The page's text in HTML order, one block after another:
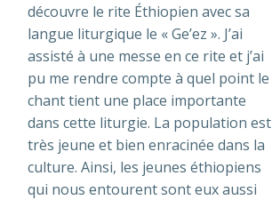
découvre le rite Éthiopien avec sa
langue liturgique le « Ge’ez ». J’ai
assisté à une messe en ce rite et j’ai
pu me rendre compte à quel point le
chant tient une place importante
dans cette liturgie. La population est
très jeune et bien enracinée dans la
culture. Ainsi, les jeunes éthiopiens
qui nous entourent sont eux aussi